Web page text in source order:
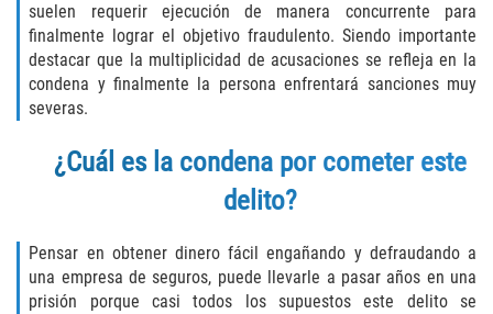
Delitos Contra La Propiedad
Dañar Líneas Telefónicas, Eléctricas o
Incendio Provocado
Invasión Agravada de Propiedad
Invasión de Propiedad Ajena
suelen requerir ejecución de manera concurrente para
finalmente lograr el objetivo fraudulento. Siendo importante
destacar que la multiplicidad de acusaciones se refleja en la
condena y finalmente la persona enfrentará sanciones muy
severas.
¿Cuál es la condena por cometer este
delito?
Pensar en obtener dinero fácil engañando y defraudando a
una empresa de seguros, puede llevarle a pasar años en una
prisión porque casi todos los supuestos este delito se